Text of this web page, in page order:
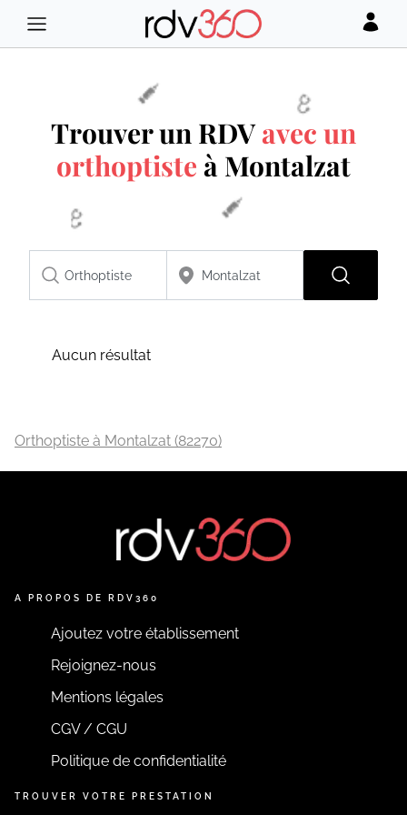
Trouver un RDVavec un
orthoptiste à Montalzat
Aucun résultat
Orthoptiste à Montalzat (82270)
A PROPOS DE RDV360
Ajoutez votre établissement
Rejoignez-nous
Mentions légales
CGV / CGU
Politique de confidentialité
TROUVER VOTRE PRESTATION